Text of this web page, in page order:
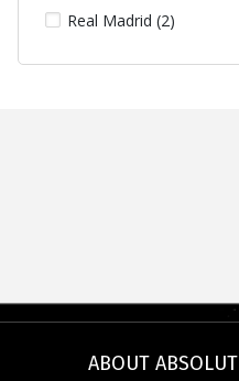
Real Madrid (2)
ABOUT